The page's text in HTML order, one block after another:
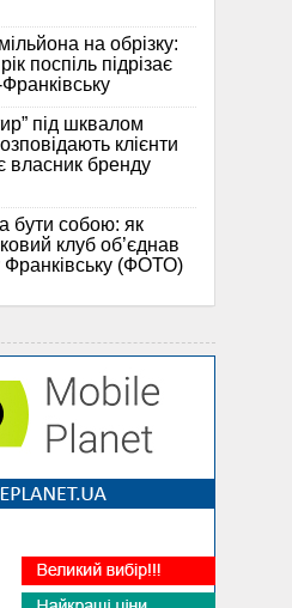
на обрізку:
поспіль підрізає
під шквалом
клієнти
власник бренду
бути собою: як
клуб об’єднав
Франківську (ФОТО)